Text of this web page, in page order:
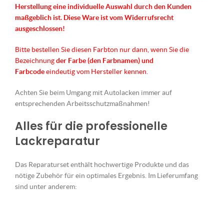
Herstellung eine individuelle Auswahl durch den Kunden
maßgeblich ist. Diese Ware ist vom Widerrufsrecht
ausgeschlossen!
Bitte bestellen Sie diesen Farbton nur dann, wenn Sie die
Bezeichnungder Farbe (den Farbnamen) und
Farbcodeeindeutig vom Hersteller kennen.
Achten Sie beim Umgang mit Autolacken immer auf
entsprechenden Arbeitsschutzmaßnahmen!
Alles für die professionelle
Lackreparatur
Das Reparaturset enthält hochwertige Produkte und das
nötige Zubehör für ein optimales Ergebnis. Im Lieferumfang
sind unter anderem: